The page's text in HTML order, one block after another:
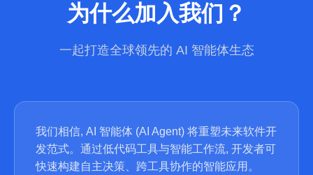
为什么加入我们？
一起打造全球领先的 AI 智能体生态
我们相信, AI 智能体 (AI Agent) 将重塑未来软件开
发范式。通过低代码工具与智能工作流, 开发者可
快速构建自主决策、跨工具协作的智能应用。